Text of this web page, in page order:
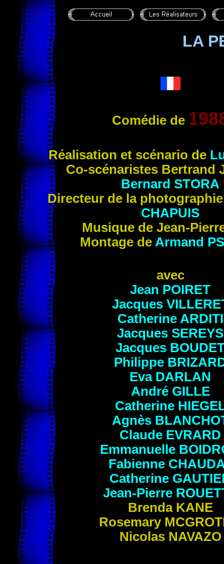
LA
Comédie de
Réalisation et scénario de
Co-scénaristes Bertrand
Bernard STORA
Directeur de la
CHAPUIS
Musique de Jean-
Montage de Armand
avec
Jean POIRET
Jacques
Catherine ARDITI
Jacques SEREYS
Jacques
Philippe
Eva DARLAN
André GILLE
Catherine
Agnès
Claude EVRARD
Emmanuelle
Fabienne
Catherine
Jean-Pierre
Brenda KANE
Rosemary
Nicolas NAVAZO